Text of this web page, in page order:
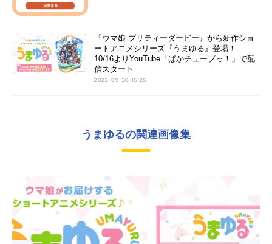
『ウマ娘 プリティーダービー』から新作ショ
ートアニメシリーズ『うまゆる』登場！
10/16よりYouTube「ぱかチューブっ！」で配
信スタート
2022-09-28 15:25
うまゆるの関連画像集